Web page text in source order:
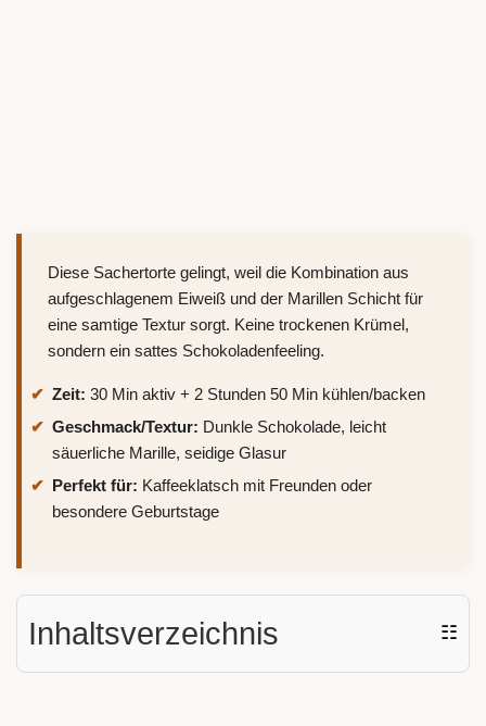
Diese Sachertorte gelingt, weil die Kombination aus
aufgeschlagenem Eiweiß und der Marillen Schicht für
eine samtige Textur sorgt. Keine trockenen Krümel,
sondern ein sattes Schokoladenfeeling.
Zeit: 30 Min aktiv + 2 Stunden 50 Min kühlen/backen
Geschmack/Textur: Dunkle Schokolade, leicht
säuerliche Marille, seidige Glasur
Perfekt für: Kaffeeklatsch mit Freunden oder
besondere Geburtstage
Inhaltsverzeichnis ☷